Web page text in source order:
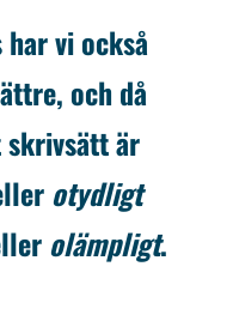
har vi också
och då
är
otydligt
olämpligt.